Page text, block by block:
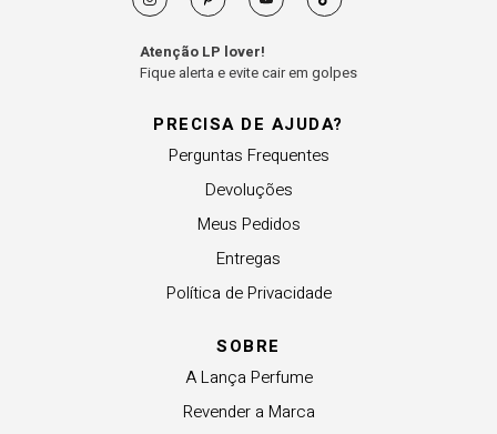
PRECISA DE AJUDA?
Perguntas Frequentes
Devoluções
Meus Pedidos
Entregas
Política de Privacidade
SOBRE
A Lança Perfume
Revender a Marca
Atenção LP lover!
Fique alerta e evite cair em golpes